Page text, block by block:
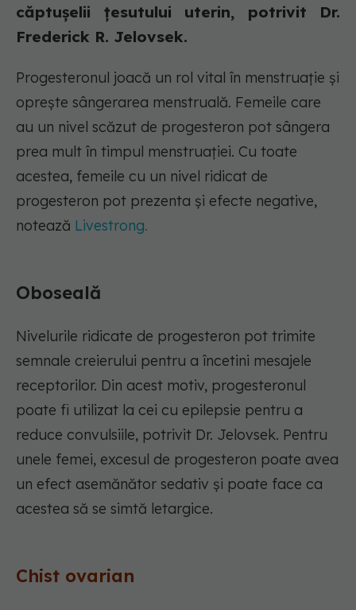
căptușelii țesutului uterin, potrivit Dr.
Frederick R. Jelovsek.
Progesteronul joacă un rol vital în menstruație și
oprește sângerarea menstruală. Femeile care
au un nivel scăzut de progesteron pot sângera
prea mult în timpul menstruației. Cu toate
acestea, femeile cu un nivel ridicat de
progesteron pot prezenta și efecte negative,
notează Livestrong.
Oboseală
Nivelurile ridicate de progesteron pot trimite
semnale creierului pentru a încetini mesajele
receptorilor. Din acest motiv, progesteronul
poate fi utilizat la cei cu epilepsie pentru a
reduce convulsiile, potrivit Dr. Jelovsek. Pentru
unele femei, excesul de progesteron poate avea
un efect asemănător sedativ și poate face ca
acestea să se simtă letargice.
Chist ovarian